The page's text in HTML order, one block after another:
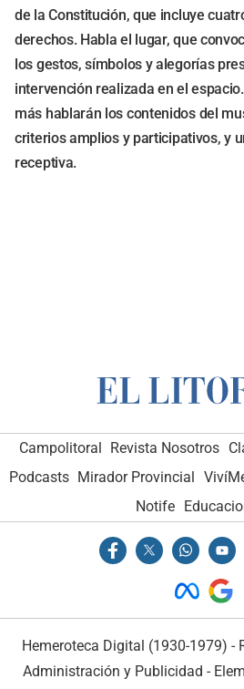
de la Constitución, que incluye
derechos. Habla el lugar, que
los gestos, símbolos y alegorías
intervención realizada en el
más hablarán los contenidos del
criterios amplios y participativos, y
receptiva.
Campolitoral Revista Nosotros
Podcasts Mirador Provincial
Notife
Hemeroteca Digital (1930-1979) -
Administración y Publicidad -